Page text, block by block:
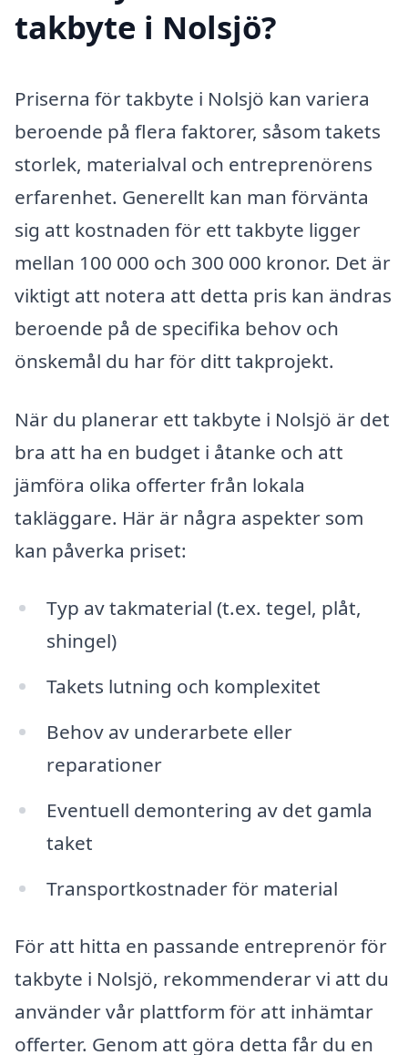
takbyte i Nolsjö?
Priserna för takbyte i Nolsjö kan variera
beroende på flera faktorer, såsom takets
storlek, materialval och entreprenörens
erfarenhet. Generellt kan man förvänta
sig att kostnaden för ett takbyte ligger
mellan 100 000 och 300 000 kronor. Det är
viktigt att notera att detta pris kan ändras
beroende på de specifika behov och
önskemål du har för ditt takprojekt.
När du planerar ett takbyte i Nolsjö är det
bra att ha en budget i åtanke och att
jämföra olika offerter från lokala
takläggare. Här är några aspekter som
kan påverka priset:
Typ av takmaterial (t.ex. tegel, plåt,
shingel)
Takets lutning och komplexitet
Behov av underarbete eller
reparationer
Eventuell demontering av det gamla
taket
Transportkostnader för material
För att hitta en passande entreprenör för
takbyte i Nolsjö, rekommenderar vi att du
använder vår plattform för att inhämtar
offerter. Genom att göra detta får du en